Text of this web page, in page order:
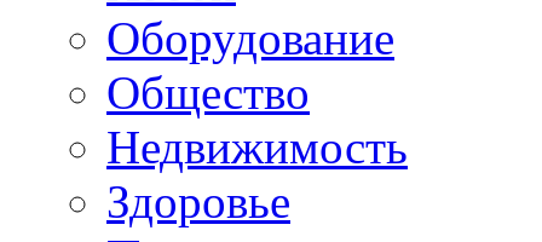
Оборудование
Общество
Недвижимость
Здоровье